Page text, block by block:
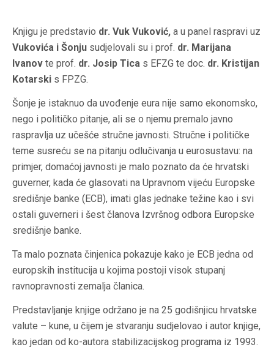
Knjigu je predstavio dr. Vuk Vuković, a u panel raspravi uz
Vukovića i Šonju sudjelovali su i prof. dr. Marijana
Ivanov te prof. dr. Josip Tica s EFZG te doc. dr. Kristijan
Kotarski s FPZG.
Šonje je istaknuo da uvođenje eura nije samo ekonomsko,
nego i političko pitanje, ali se o njemu premalo javno
raspravlja uz učešće stručne javnosti. Stručne i političke
teme susreću se na pitanju odlučivanja u eurosustavu: na
primjer, domaćoj javnosti je malo poznato da će hrvatski
guverner, kada će glasovati na Upravnom vijeću Europske
središnje banke (ECB), imati glas jednake težine kao i svi
ostali guverneri i šest članova Izvršnog odbora Europske
središnje banke.
Ta malo poznata činjenica pokazuje kako je ECB jedna od
europskih institucija u kojima postoji visok stupanj
ravnopravnosti zemalja članica.
Predstavljanje knjige održano je na 25 godišnjicu hrvatske
valute – kune, u čijem je stvaranju sudjelovao i autor knjige,
kao jedan od ko-autora stabilizacijskog programa iz 1993.